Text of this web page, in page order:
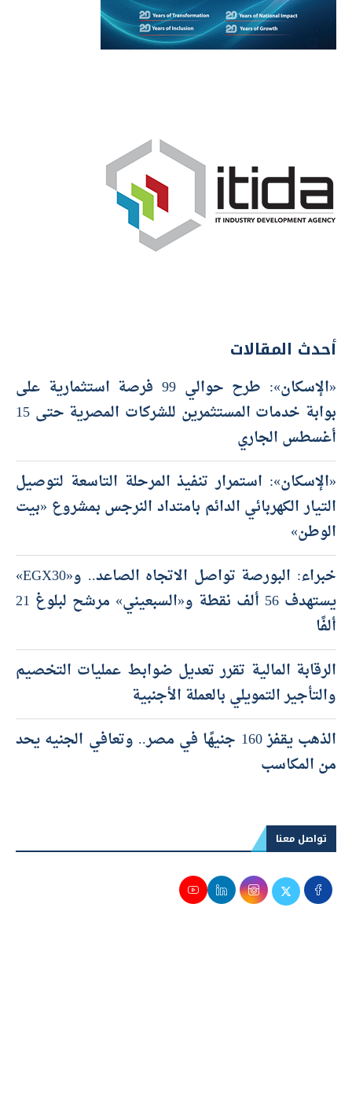
أحدث المقالات
«الإسكان»: طرح حوالي 99 فرصة استثمارية على
بوابة خدمات المستثمرين للشركات المصرية حتى 15
أغسطس الجاري
«الإسكان»: استمرار تنفيذ المرحلة التاسعة لتوصيل
التيار الكهربائي الدائم بامتداد النرجس بمشروع «بيت
الوطن»
خبراء: البورصة تواصل الاتجاه الصاعد.. و«EGX30»
يستهدف 56 ألف نقطة و«السبعيني» مرشح لبلوغ 21
ألفًا
الرقابة المالية تقرر تعديل ضوابط عمليات التخصيم
والتأجير التمويلي بالعملة الأجنبية
الذهب يقفز 160 جنيهًا في مصر.. وتعافي الجنيه يحد
من المكاسب
تواصل معنا